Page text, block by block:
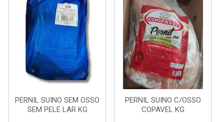
PERNIL SUINO SEM OSSO
SEM PELE LAR KG
PERNIL SUINO C/OSSO
COPAVEL KG